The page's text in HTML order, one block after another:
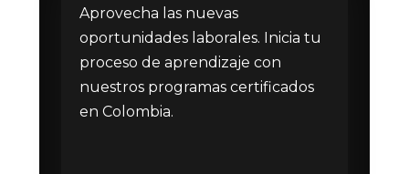
Aprovecha las nuevas
oportunidades laborales. Inicia tu
proceso de aprendizaje con
nuestros programas certificados
en Colombia.